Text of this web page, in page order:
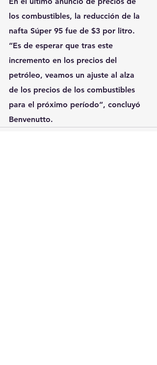
los combustibles, la reducción de la
nafta Súper 95 fue de $3 por litro.
“Es de esperar que tras este
incremento en los precios del
petróleo, veamos un ajuste al alza
de los precios de los combustibles
para el próximo período“, concluyó
Benvenutto.